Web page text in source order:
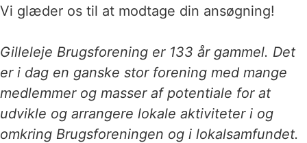
Vi glæder os til at modtage din ansøgning!
Gilleleje Brugsforening er 133 år gammel. Det
er i dag en ganske stor forening med mange
medlemmer og masser af potentiale for at
udvikle og arrangere lokale aktiviteter i og
omkring Brugsforeningen og i lokalsamfundet.